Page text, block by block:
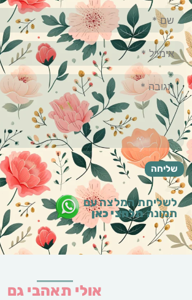
לשליחת המלצה עם
תמונהתלחצי כאן
אולי תאהבי גם